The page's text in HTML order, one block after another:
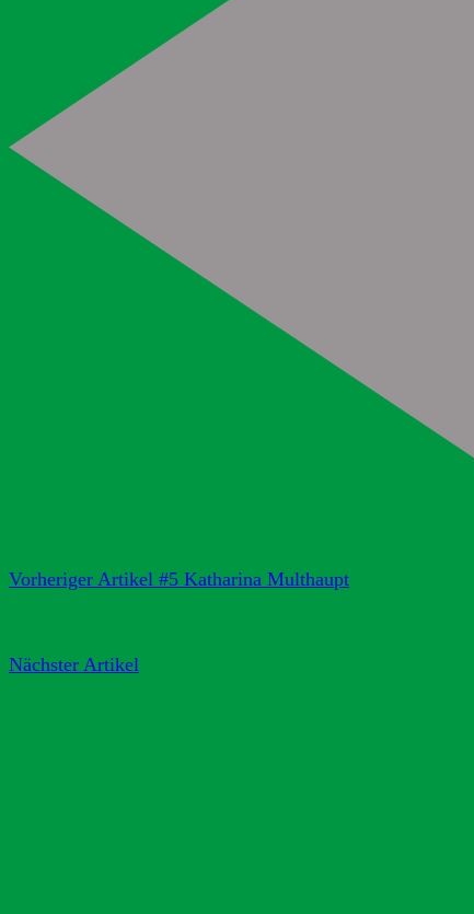
Vorheriger Artikel #5 Katharina Multhaupt
Nächster Artikel